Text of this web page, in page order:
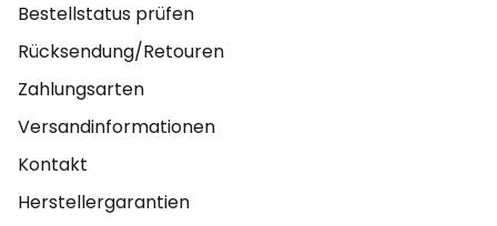
Bestellstatus prüfen
Rücksendung/Retouren
Zahlungsarten
Versandinformationen
Kontakt
Herstellergarantien